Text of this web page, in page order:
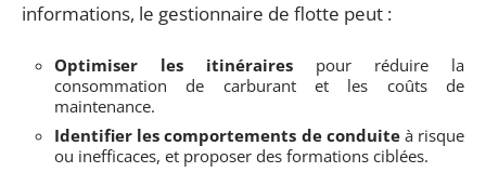
informations, le gestionnaire de flotte peut :
Optimiser les itinéraires pour réduire la
consommation de carburant et les coûts de
maintenance.
Identifier les comportements de conduiteà risque
ou inefficaces, et proposer des formations ciblées.